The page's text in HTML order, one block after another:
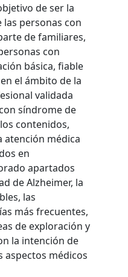
de ser la
personas con
de familiares,
con
básica, fiable
el ámbito de la
validada
síndrome de
contenidos,
atención médica
en
apartados
de Alzheimer, la
las
más frecuentes,
de exploración y
la intención de
aspectos médicos